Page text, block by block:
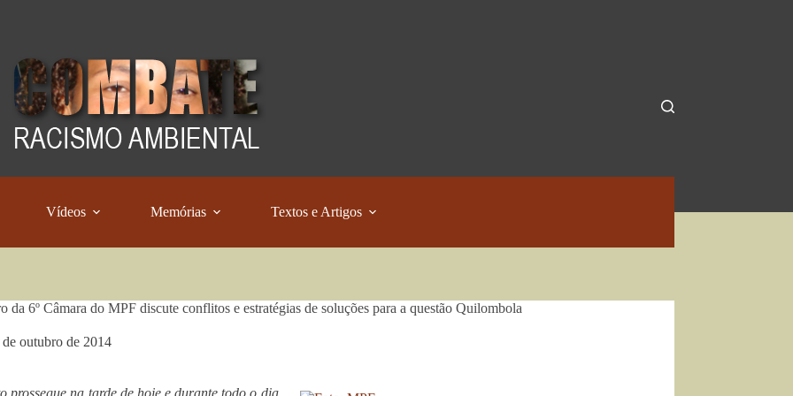
Vídeos Memórias Textos e Artigos
da 6º Câmara do MPF discute conflitos e estratégias de soluções para a questão Quilombola
de outubro de 2014
prossegue na tarde de hoje e durante todo o dia